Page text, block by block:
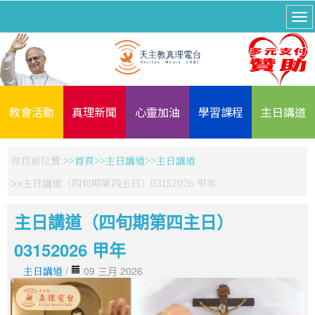
教會活動 真理新聞 心靈加油 學習課程 主日講道
你目前位置: 首頁 主日講道
主日講道
主日講道（四旬期第四主日）03152026 甲年
主日講道（四旬期第四主日）
03152026 甲年
主日講道 / 09 三月 2026